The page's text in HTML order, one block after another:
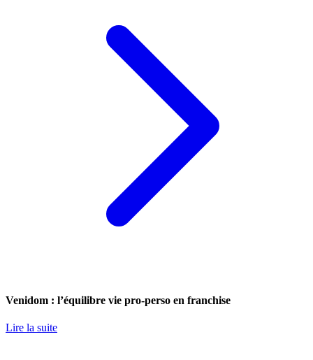
Venidom : l’équilibre vie pro-perso en franchise
Lire la suite